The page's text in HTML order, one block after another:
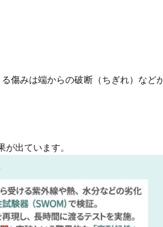
傷みは端からの破断（ちぎれ）など
が出ています。